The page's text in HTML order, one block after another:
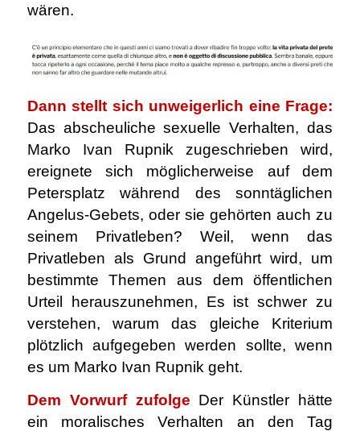
wären.
Dann stellt sich unweigerlich eine Frage:
Das abscheuliche sexuelle Verhalten, das
Marko Ivan Rupnik zugeschrieben wird,
ereignete sich möglicherweise auf dem
Petersplatz während des sonntäglichen
Angelus-Gebets, oder sie gehörten auch zu
seinem Privatleben? Weil, wenn das
Privatleben als Grund angeführt wird, um
bestimmte Themen aus dem öffentlichen
Urteil herauszunehmen, Es ist schwer zu
verstehen, warum das gleiche Kriterium
plötzlich aufgegeben werden sollte, wenn
es um Marko Ivan Rupnik geht.
Dem Vorwurf zufolge Der Künstler hätte
ein moralisches Verhalten an den Tag